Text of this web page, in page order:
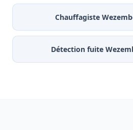
Chauffagiste
Détection fuite